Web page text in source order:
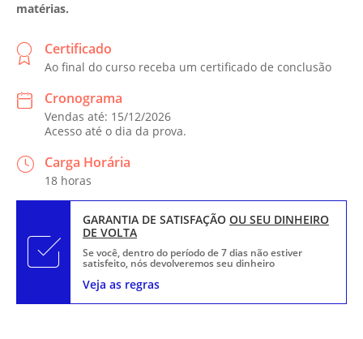
matérias.
Certificado
Ao final do curso receba um certificado de conclusão
Cronograma
Vendas até: 15/12/2026
Acesso até o dia da prova.
Carga Horária
18 horas
GARANTIA DE SATISFAÇÃO OU SEU DINHEIRO
DE VOLTA
Se você, dentro do período de 7 dias não estiver
satisfeito, nós devolveremos seu dinheiro
Veja as regras